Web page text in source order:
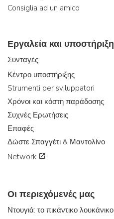
Consiglia ad un amico
Εργαλεία και υποστήριξη
Συνταγές
Κέντρο υποστήριξης
Strumenti per sviluppatori
Χρόνοι και κόστη παράδοσης
Συχνές Ερωτήσεις
Επαφές
Δώστε Σπαγγέτι & Μαντολίνο
Network
Οι περιεχόμενές μας
Ντουγιά: το πικάντικο λουκάνικο